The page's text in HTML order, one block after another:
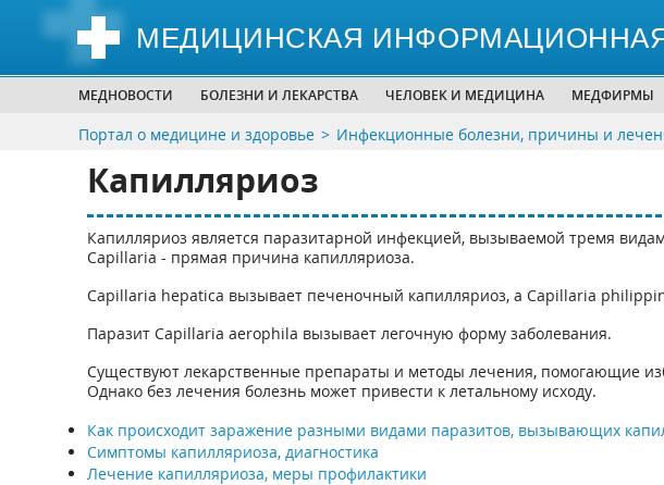
МЕДИЦИНСКАЯ
МЕДНОВОСТИ БОЛЕЗНИ И ЛЕКАРСТВА ЧЕЛОВЕК И МЕДИЦИНА МЕДФИРМЫ
Портал о медицине и здоровье Инфекционные болезни, причины и
Капилляриоз
Капилляриоз является паразитарной инфекцией, вызываемой тремя
Capillaria - прямая причина капилляриоза.
Capillaria hepatica вызывает печеночный капилляриоз, а Capillaria
Паразит Capillaria aerophila вызывает легочную форму заболевания.
Существуют лекарственные препараты и методы лечения, помогающие
Однако без лечения болезнь может привести к летальному исходу.
Как происходит заражение разными видами паразитов, вызывающих
Симптомы капилляриоза, диагностика
Лечение капилляриоза, меры профилактики